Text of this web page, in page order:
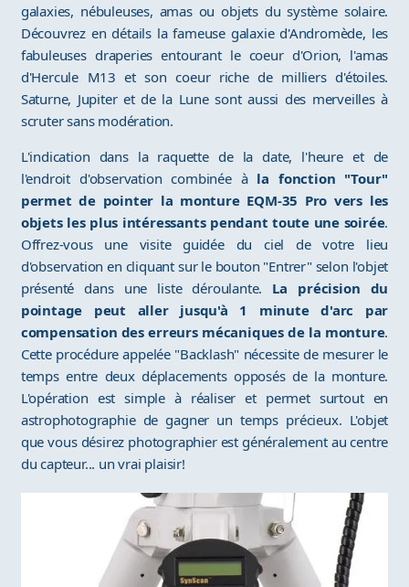
galaxies, nébuleuses, amas ou objets du système solaire.
Découvrez en détails la fameuse galaxie d'Andromède, les
fabuleuses draperies entourant le coeur d'Orion, l'amas
d'Hercule M13 et son coeur riche de milliers d'étoiles.
Saturne, Jupiter et de la Lune sont aussi des merveilles à
scruter sans modération.
L'indication dans la raquette de la date, l'heure et de
l'endroit d'observation combinée à la fonction "Tour"
permet de pointer la monture EQM-35 Pro vers les
objets les plus intéressants pendant toute une soirée.
Offrez-vous une visite guidée du ciel de votre lieu
d'observation en cliquant sur le bouton "Entrer" selon l'objet
présenté dans une liste déroulante. La précision du
pointage peut aller jusqu'à 1 minute d'arc par
compensation des erreurs mécaniques de la monture.
Cette procédure appelée "Backlash" nécessite de mesurer le
temps entre deux déplacements opposés de la monture.
L'opération est simple à réaliser et permet surtout en
astrophotographie de gagner un temps précieux. L'objet
que vous désirez photographier est généralement au centre
du capteur... un vrai plaisir!